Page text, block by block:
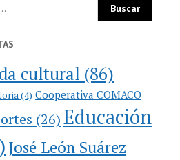
cultural (86)
(4) Cooperativa COMACO
(26)Educación
José León Suárez